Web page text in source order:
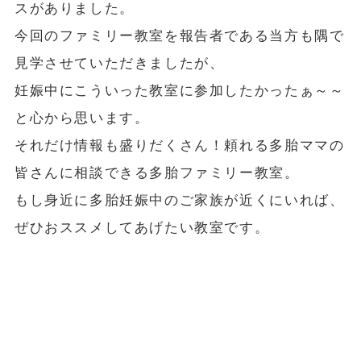
スがありました。
今回のファミリー教室を報告者である当方も隅で
見学させていただきましたが、
妊娠中にこういった教室に参加したかったぁ～～
と心から思います。
それだけ情報も盛りだくさん！頼れる多胎ママの
皆さんに相談できる多胎ファミリー教室。
もし身近に多胎妊娠中のご家族が近くにいれば、
ぜひおススメしてあげたい教室です。